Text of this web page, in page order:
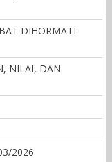
DIHORMATI
NILAI, DAN
2026